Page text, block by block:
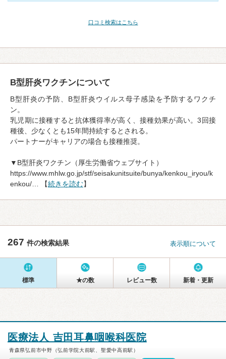
口コミ検索はこちら
B型肝炎ワクチンについて
B型肝炎の予防、B型肝炎ウイルス母子感染を予防するワクチ
ン。
乳児期に接種すると抗体獲得率が高く、接種効果が高い。3回接
種後、少なくとも15年間持続するとされる。
パートナーがキャリアの場合も接種推奨。
▼B型肝炎ワクチン（厚生労働省ウェブサイト）
https://www.mhlw.go.jp/stf/seisakunitsuite/bunya/kenkou_iryou/k
enkou/… 【続きを読む】
267 件の検索結果 表示順について
標準 ★の数 レビュー数 新着・更新
医療法人 吉田耳鼻咽喉科医院
青森県弘前市中野（弘前学院大前駅、聖愛中高前駅）